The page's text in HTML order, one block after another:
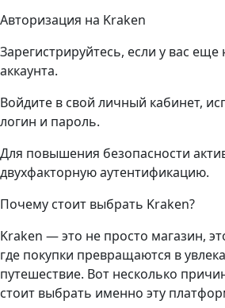
Авторизация на Kraken
Зарегистрируйтесь, если у вас еще
аккаунта.
Войдите в свой личный кабинет,
логин и пароль.
Для повышения безопасности
двухфакторную аутентификацию.
Почему стоит выбрать Kraken?
Kraken — это не просто магазин,
где покупки превращаются в
путешествие. Вот несколько
стоит выбрать именно эту